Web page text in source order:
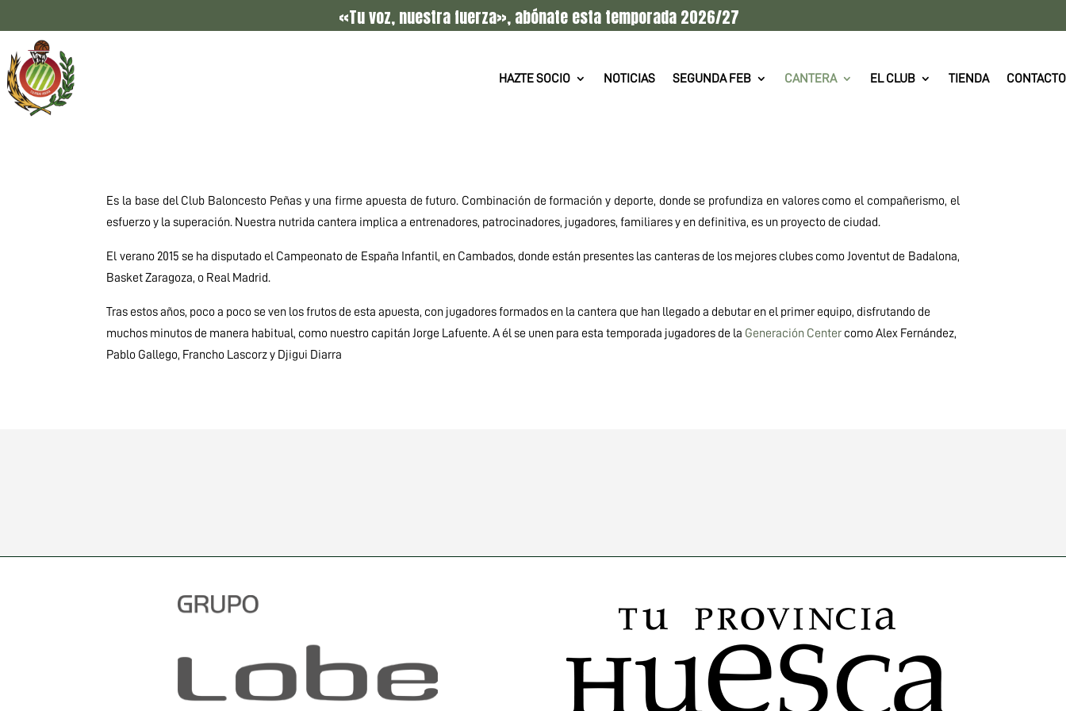
«Tu voz, nuestra fuerza», abónate esta temporada 2026/27
HAZTE SOCIO NOTICIAS SEGUNDA FEB CANTERA EL CLUB TIENDA CONTACTO
Es la base del Club Baloncesto Peñas y una firme apuesta de futuro. Combinación de formación y deporte, donde se profundiza en valores como el compañerismo, el
esfuerzo y la superación. Nuestra nutrida cantera implica a entrenadores, patrocinadores, jugadores, familiares y en definitiva, es un proyecto de ciudad.
El verano 2015 se ha disputado el Campeonato de España Infantil, en Cambados, donde están presentes las canteras de los mejores clubes como Joventut de Badalona,
Basket Zaragoza, o Real Madrid.
Tras estos años, poco a poco se ven los frutos de esta apuesta, con jugadores formados en la cantera que han llegado a debutar en el primer equipo, disfrutando de
muchos minutos de manera habitual, como nuestro capitán Jorge Lafuente. A él se unen para esta temporada jugadores de la Generación Center como Alex Fernández,
Pablo Gallego, Francho Lascorz y Djigui Diarra